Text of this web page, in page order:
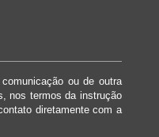
ou de outra
nos termos da instrução
diretamente com a